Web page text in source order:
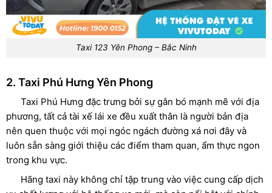
Taxi 123 Yên Phong – Bắc Ninh
2. Taxi Phú Hưng Yên Phong
Taxi Phú Hưng đặc trưng bởi sự gắn bó mạnh mẽ với địa
phương, tất cả tài xế lái xe đều xuất thân là người bản địa
nên quen thuộc với mọi ngóc ngách đường xá nơi đây và
luôn sẵn sàng giới thiệu các điểm tham quan, ẩm thực ngon
trong khu vực.
Hãng taxi này không chỉ tập trung vào việc cung cấp dịch